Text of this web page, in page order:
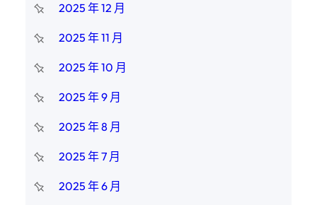
2025 年 12 月
2025 年 11 月
2025 年 10 月
2025 年 9 月
2025 年 8 月
2025 年 7 月
2025 年 6 月